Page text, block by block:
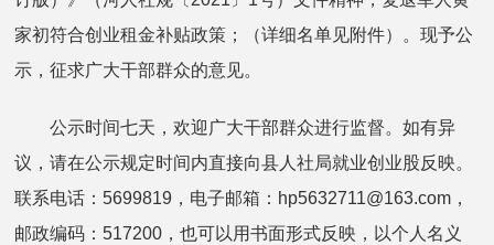
家初符合创业租金补贴政策；（详细名单见附件）。现予公
示，征求广大干部群众的意见。
公示时间七天，欢迎广大干部群众进行监督。如有异
议，请在公示规定时间内直接向县人社局就业创业股反映。
联系电话：5699819，电子邮箱：hp5632711@163.com，
邮政编码：517200，也可以用书面形式反映，以个人名义